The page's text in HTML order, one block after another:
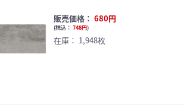
販売価格： 680円
(税込： 748円)
在庫： 1,948枚